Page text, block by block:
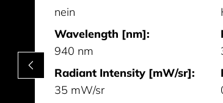
nein
Wavelength [nm]:
940 nm
Radiant Intensity [mW/sr]:
35 mW/sr